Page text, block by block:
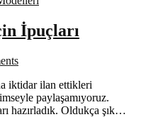
İpuçları
iktidar ilan ettikleri
paylaşamıyoruz.
hazırladık. Oldukça şık…